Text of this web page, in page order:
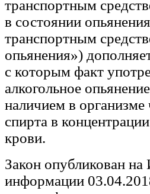
транспортным
в состоянии
транспортным
опьянения»)
с которым факт
алкогольное
наличием в организме
спирта в
крови.
Закон опубликован
информации